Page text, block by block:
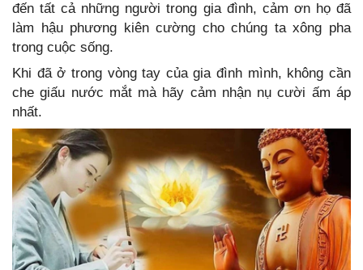
đến tất cả những người trong gia đình, cảm ơn họ đã
làm hậu phương kiên cường cho chúng ta xông pha
trong cuộc sống.
Khi đã ở trong vòng tay của gia đình mình, không cần
che giấu nước mắt mà hãy cảm nhận nụ cười ấm áp
nhất.